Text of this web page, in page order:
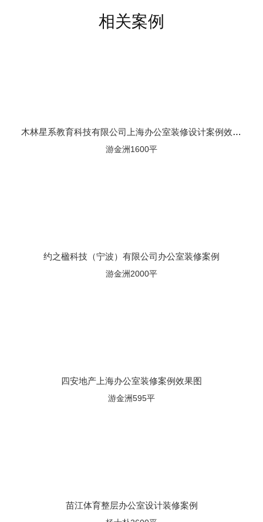
相关案例
木林星系教育科技有限公司上海办公室装修设计案例效果图
游金洲1600平
约之楹科技（宁波）有限公司办公室装修案例
游金洲2000平
四安地产上海办公室装修案例效果图
游金洲595平
苗江体育整层办公室设计装修案例